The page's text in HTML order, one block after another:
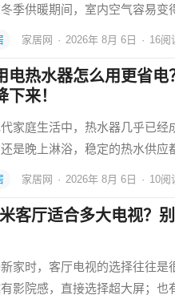
季供暖期间，室内空气容易
家居网 · 2026年 8月 6日 · 16阅
电热水器怎么用更省
下来！
家庭生活中，热水器几乎已
是晚上淋浴，稳定的热水供
家居网 · 2026年 8月 6日 · 10阅
客厅适合多大电视？
家时，客厅电视的选择往往
影院感，直接选择超大屏；